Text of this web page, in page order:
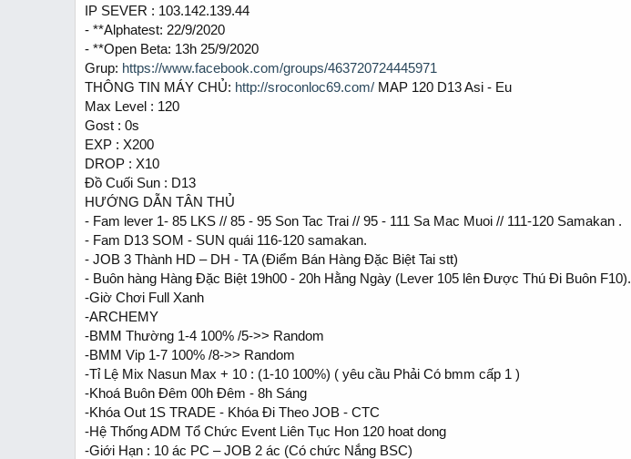
IP SEVER : 103.142.139.44
- **Alphatest: 22/9/2020
- **Open Beta: 13h 25/9/2020
Grup: https://www.facebook.com/groups/463720724445971
THÔNG TIN MÁY CHỦ: http://sroconloc69.com/ MAP 120 D13 Asi - Eu
Max Level : 120
Gost : 0s
EXP : X200
DROP : X10
Đồ Cuối Sun : D13
HƯỚNG DẪN TÂN THỦ
- Fam lever 1- 85 LKS // 85 - 95 Son Tac Trai // 95 - 111 Sa Mac Muoi // 111-120 Samakan .
- Fam D13 SOM - SUN quái 116-120 samakan.
- JOB 3 Thành HD – DH - TA (Điểm Bán Hàng Đặc Biệt Tai stt)
- Buôn hàng Hàng Đặc Biệt 19h00 - 20h Hằng Ngày (Lever 105 lên Được Thú Đi Buôn F10).
-Giờ Chơi Full Xanh
-ARCHEMY
-BMM Thường 1-4 100% /5->> Random
-BMM Vip 1-7 100% /8->> Random
-Tỉ Lệ Mix Nasun Max + 10 : (1-10 100%) ( yêu cầu Phải Có bmm cấp 1 )
-Khoá Buôn Đêm 00h Đêm - 8h Sáng
-Khóa Out 1S TRADE - Khóa Đi Theo JOB - CTC
-Hệ Thống ADM Tổ Chức Event Liên Tục Hon 120 hoat dong
-Giới Hạn : 10 ác PC – JOB 2 ác (Có chức Nắng BSC)